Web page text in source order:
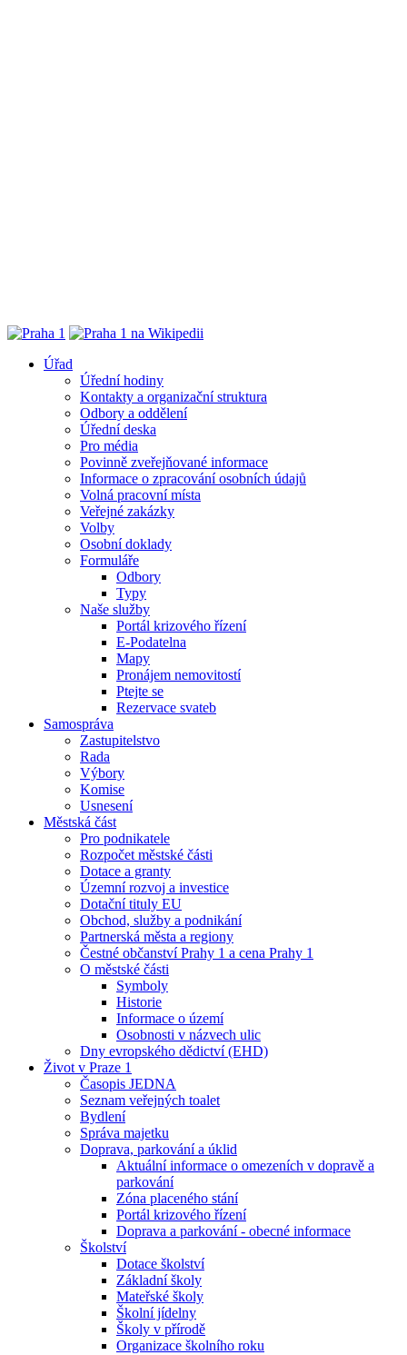
Úřad
Úřední hodiny
Kontakty a organizační struktura
Odbory a oddělení
Úřední deska
Pro média
Povinně zveřejňované informace
Informace o zpracování osobních údajů
Volná pracovní místa
Veřejné zakázky
Volby
Osobní doklady
Formuláře
Odbory
Typy
Naše služby
Portál krizového řízení
E-Podatelna
Mapy
Pronájem nemovitostí
Ptejte se
Rezervace svateb
Samospráva
Zastupitelstvo
Rada
Výbory
Komise
Usnesení
Městská část
Pro podnikatele
Rozpočet městské části
Dotace a granty
Územní rozvoj a investice
Dotační tituly EU
Obchod, služby a podnikání
Partnerská města a regiony
Čestné občanství Prahy 1 a cena Prahy 1
O městské části
Symboly
Historie
Informace o území
Osobnosti v názvech ulic
Dny evropského dědictví (EHD)
Život v Praze 1
Časopis JEDNA
Seznam veřejných toalet
Bydlení
Správa majetku
Doprava, parkování a úklid
Aktuální informace o omezeních v dopravě a
parkování
Zóna placeného stání
Portál krizového řízení
Doprava a parkování - obecné informace
Školství
Dotace školství
Základní školy
Mateřské školy
Školní jídelny
Školy v přírodě
Organizace školního roku